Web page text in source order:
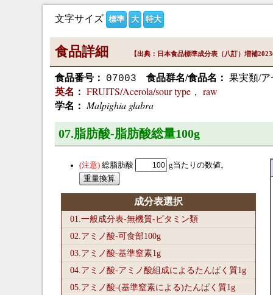
文字サイズ 標準 大 特大
食品詳細 【出典：日本食品標準成分表（八訂）増補
食品番号： 07003 食品群名/食品名： 果実類/
英名： FRUITS/Acerola/sour type， raw
学名： Malpighia glabra
07.脂肪酸-脂肪酸総量100g
総脂肪酸 g当たりの数値。
成分表選択
01.一般成分表-無機質-ビタミン類
02.アミノ酸-可食部100g
03.アミノ酸-基準窒素1g
04.アミノ酸-アミノ酸組成によるたんぱく質1g
05.アミノ酸-(基準窒素による)たんぱく質1g